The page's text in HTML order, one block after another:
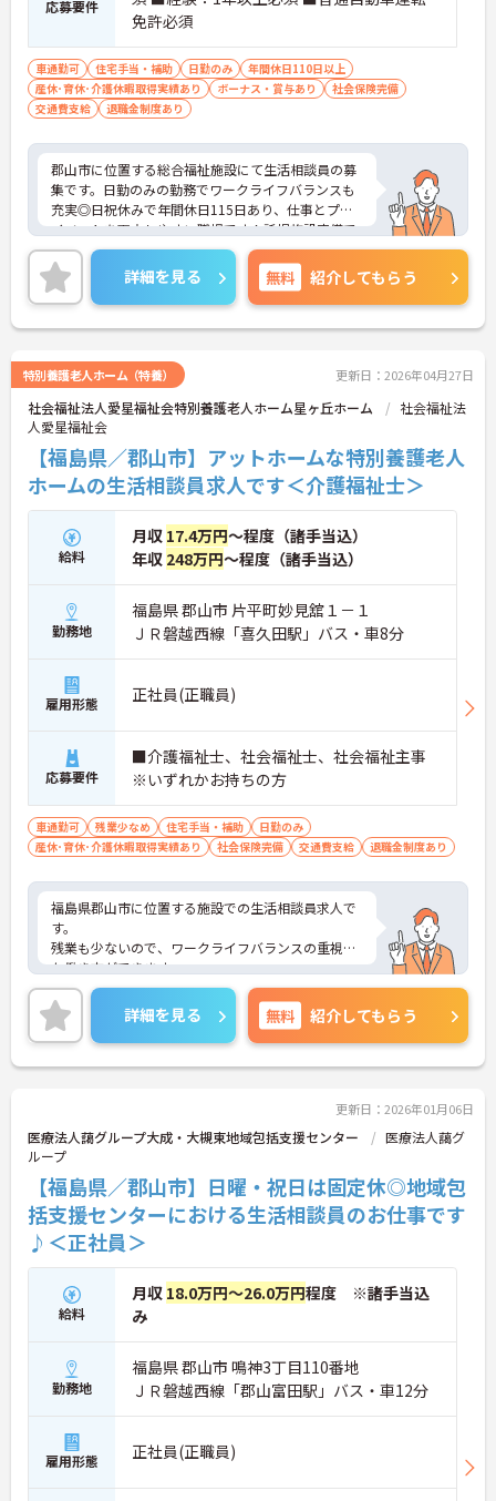
応募要件
免許必須
車通勤可 住宅手当・補助 日勤のみ
年間休日110日以上
産休･育休･介護休暇取得実績あり
ボーナス・賞与あり
社会保険完備
交通費支給
退職金制度あり
郡山市に位置する総合福祉施設にて生活相談員の募
集です。日勤のみの勤務でワークライフバランスも
充実◎日祝休みで年間休日115日あり、仕事とプラ
イベートを両立しやすい職場です！託児施設完備で
育児休業・介護休業の取得実績も豊富。ライフステ
ージが変わっても長く安心して働ける環境が整って
います♪お持ちの業務経験や資格をぜひ職場で活か
してみませんか？ご興味ある方は面接ポイントをお
伝えしますので、お気軽にご連絡ください。
詳細を見る 無料 紹介してもらう
特別養護老人ホーム（特養） 更新日：2026年04月27日
社会福祉法人愛星福祉会特別養護老人ホーム星ヶ丘ホーム
社会福祉法
人愛星福祉会
【福島県／郡山市】アットホームな特別養護老人
ホームの生活相談員求人です＜介護福祉士＞
給料
月収 17.4万円～程度（諸手当込）
年収 248万円～程度（諸手当込）
勤務地
福島県 郡山市 片平町妙見舘１－１
ＪＲ磐越西線「喜久田駅」バス・車8分
雇用形態 正社員(正職員)
応募要件
■介護福祉士、社会福祉士、社会福祉主事
※いずれかお持ちの方
車通勤可 残業少なめ 住宅手当・補助
日勤のみ
産休･育休･介護休暇取得実績あり
社会保険完備 交通費支給 退職金制度あり
福島県郡山市に位置する施設での生活相談員求人で
す。
残業も少ないので、ワークライフバランスの重視し
た働き方ができます。
スタッフの仲も良く、アットホームな雰囲気が自慢
です。
ご興味ある方には、面接対策ポイントなど、詳細を
お話しいたしますのでお気軽にご相談ください。
詳細を見る 無料 紹介してもらう
更新日：2026年01月06日
医療法人藹グループ大成・大槻東地域包括支援センター
医療法人藹グ
ループ
【福島県／郡山市】日曜・祝日は固定休◎地域包
括支援センターにおける生活相談員のお仕事です
♪＜正社員＞
給料
月収 18.0万円～26.0万円程度 ※諸手当込
み
勤務地
福島県 郡山市 鳴神3丁目110番地
ＪＲ磐越西線「郡山富田駅」バス・車12分
雇用形態 正社員(正職員)